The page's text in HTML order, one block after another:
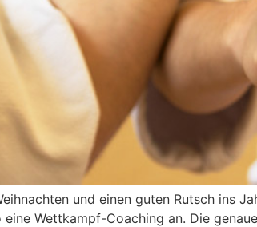
und einen guten Rutsch ins
Wettkampf-Coaching an. Die